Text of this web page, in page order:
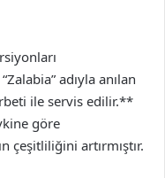
adıyla anılan
ile servis edilir.**
göre
çeşitliliğini artırmıştır.